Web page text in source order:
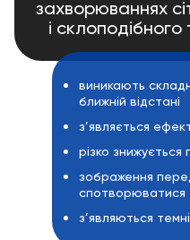
захворюваннях
і склоподібного
виникають
ближній відстані
з’являється
різко
зображення
спотворюватися
з’являються